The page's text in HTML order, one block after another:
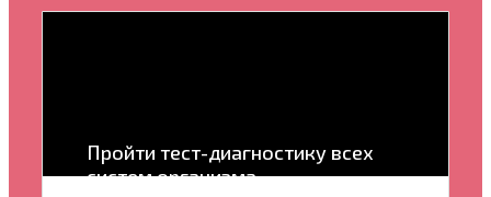
Пройти тест-диагностику всех
систем организма